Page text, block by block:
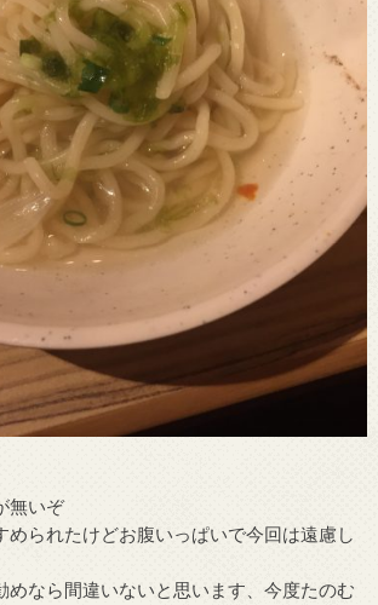
無いぞ
められたけどお腹いっぱいで今回は遠慮し
めなら間違いないと思います、今度たのむ